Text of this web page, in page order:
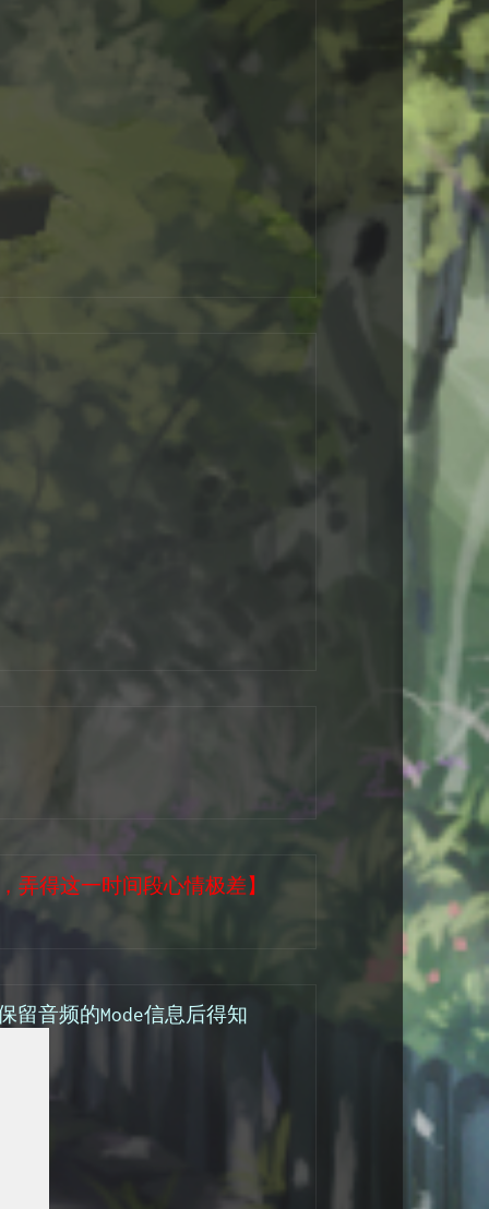
弄得这一时间段心情极差】
留音频的Mode信息后得知